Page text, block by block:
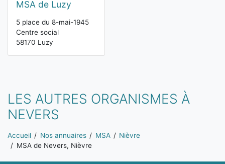
MSA de Luzy
5 place du 8-mai-1945
Centre social
58170 Luzy
LES AUTRES ORGANISMES À
NEVERS
Vous êtes ici:
Accueil Nos annuaires MSA
Nièvre
MSA de Nevers, Nièvre